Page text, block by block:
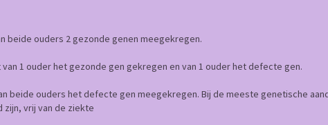
beide ouders 2 gezonde genen meegekregen.
van 1 ouder het gezonde gen gekregen en van 1 ouder het defecte gen.
beide ouders het defecte gen meegekregen. Bij de meeste genetische
zijn, vrij van de ziekte